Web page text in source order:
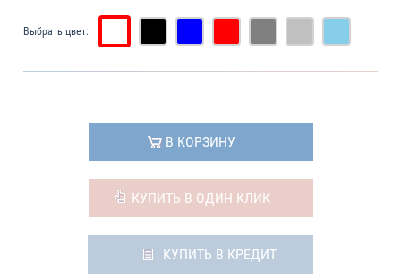
Выбрать цвет:
В КОРЗИНУ
КУПИТЬ В ОДИН КЛИК
КУПИТЬ В КРЕДИТ